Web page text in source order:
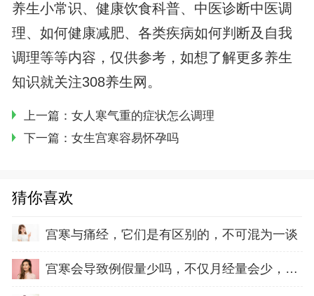
养生小常识、健康饮食科普、中医诊断中医调
理、如何健康减肥、各类疾病如何判断及自我
调理等等内容，仅供参考，如想了解更多养生
知识就关注308养生网。
上一篇： 女人寒气重的症状怎么调理
下一篇： 女生宫寒容易怀孕吗
猜你喜欢
宫寒与痛经，它们是有区别的，不可混为一谈
宫寒会导致例假量少吗，不仅月经量会少，还会